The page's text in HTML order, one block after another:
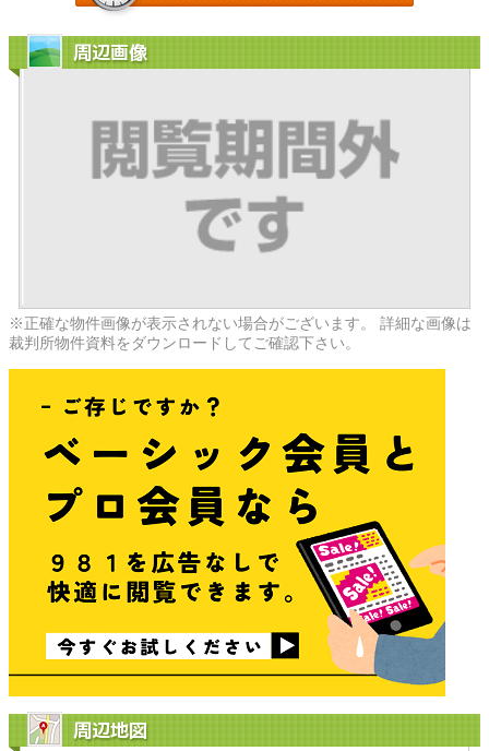
周辺画像
※正確な物件画像が表示されない場合がございます。 詳細な画像は
裁判所物件資料をダウンロードしてご確認下さい。
周辺地図